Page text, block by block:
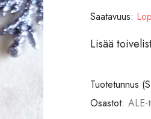
Saatavuus:
Lisää
Tuotetunnus
Osastot: